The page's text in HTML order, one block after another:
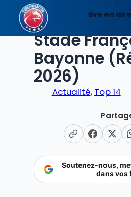
contenu
EN DIRECT
Stade
Bayonne
2026)
Actualité, Top 14
Soutenez-nous,
dans vos
live en